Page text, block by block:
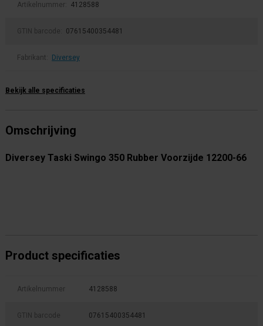
Artikelnummer: 4128588
GTIN barcode: 07615400354481
Fabrikant: Diversey
Bekijk alle specificaties
Omschrijving
Diversey Taski Swingo 350 Rubber Voorzijde 12200-66
Product specificaties
Artikelnummer 4128588
GTIN barcode 07615400354481